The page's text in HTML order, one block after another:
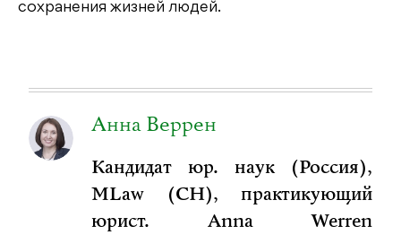
сохранения жизней людей.
Анна Веррен
Кандидат юр. наук (Россия),
MLaw (CH), практикующий
юрист. Anna Werren